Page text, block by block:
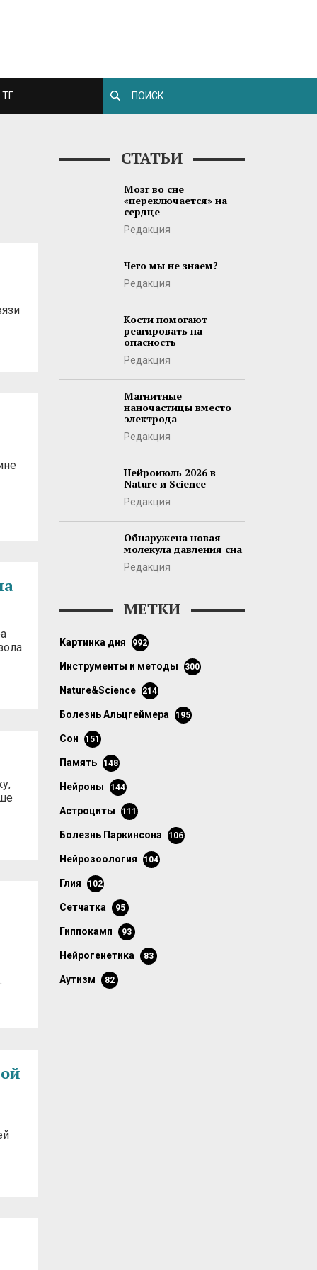
ТГ
СТАТЬИ
Мозг во сне
«переключается» на
сердце
Редакция
Чего мы не знаем?
Редакция
Кости помогают
реагировать на
опасность
Редакция
Магнитные
наночастицы вместо
электрода
Редакция
Нейроиюль 2026 в
Nature и Science
Редакция
Обнаружена новая
молекула давления сна
Редакция
МЕТКИ
картинка дня 992
инструменты и методы 300
Nature&Science 214
болезнь Альцгеймера 195
сон 151
память 148
нейроны 144
астроциты 111
болезнь Паркинсона 106
нейрозоология 104
глия 102
сетчатка 95
гиппокамп 93
нейрогенетика 83
аутизм 82